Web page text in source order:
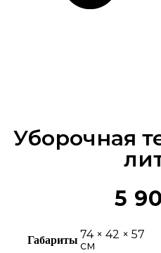
Уборочная
5
Габариты 74 × 42 × 57
см